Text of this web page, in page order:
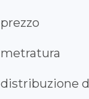
prezzo
metratura
distribuzione